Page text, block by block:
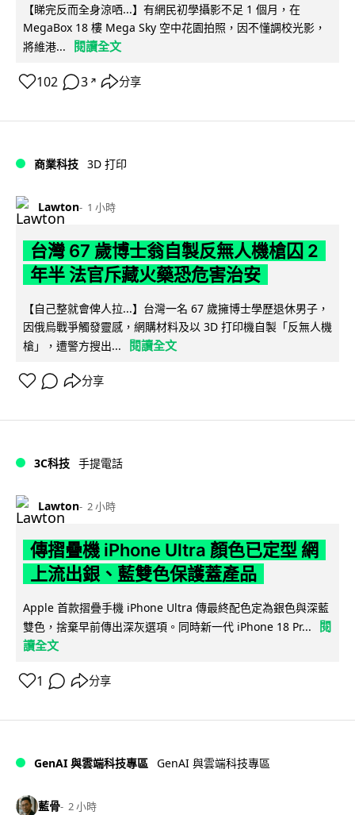
【睇完反而全身涼哂...】有網民初學攝影不足 1 個月，在
MegaBox 18 樓 Mega Sky 空中花園拍照，因不懂調校光影，
將維港...
閱讀全文
102 3 ↗ 分享
商業科技 3D 打印
Lawton 1 小時
台灣 67 歲博士翁自製反無人機槍囚 2
年半 法官斥藏火藥恐危害治安
【自己整就會俾人拉...】台灣一名 67 歲擁博士學歷退休男子，
因俄烏戰爭觸發靈感，網購材料及以 3D 打印機自製「反無人機
槍」，遭警方搜出...
閱讀全文
分享
3C科技 手提電話
Lawton 2 小時
傳摺疊機 iPhone Ultra 顏色已定型 網
上流出銀、藍雙色保護蓋產品
Apple 首款摺疊手機 iPhone Ultra 傳最終配色定為銀色與深藍
雙色，捨棄早前傳出深灰選項。同時新一代 iPhone 18 Pr...
閱
讀全文
1 分享
GenAI 與雲端科技專區 GenAI 與雲端科技專區
藍骨 2 小時